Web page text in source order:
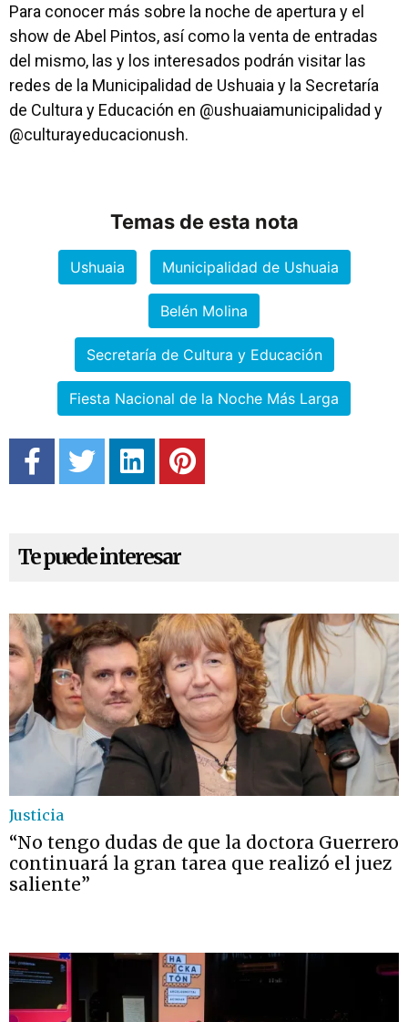
Para conocer más sobre la noche de apertura y el
show de Abel Pintos, así como la venta de entradas
del mismo, las y los interesados podrán visitar las
redes de la Municipalidad de Ushuaia y la Secretaría
de Cultura y Educación en @ushuaiamunicipalidad y
@culturayeducacionush.
Temas de esta nota
Ushuaia Municipalidad de Ushuaia
Belén Molina
Secretaría de Cultura y Educación
Fiesta Nacional de la Noche Más Larga
Te puede interesar
Justicia
“No tengo dudas de que la doctora Guerrero
continuará la gran tarea que realizó el juez
saliente”